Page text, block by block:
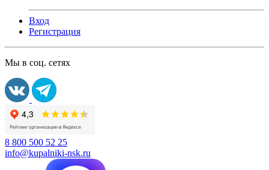
Вход
Регистрация
Мы в соц. сетях
8 800 500 52 25
info@kupalniki-nsk.ru